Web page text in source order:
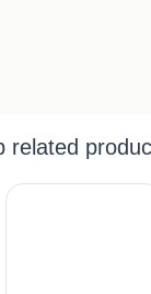
cosinussen,